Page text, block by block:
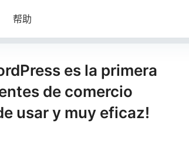
帮助
es la primera
de comercio
usar y muy eficaz!